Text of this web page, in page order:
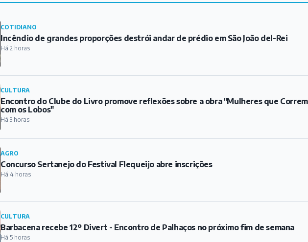
COTIDIANO
Incêndio de grandes proporções destrói andar de prédio em São João del-Rei
Há 2 horas
CULTURA
Encontro do Clube do Livro promove reflexões sobre a obra "Mulheres que Correm
com os Lobos"
Há 3 horas
AGRO
Concurso Sertanejo do Festival Flequeijo abre inscrições
Há 4 horas
CULTURA
Barbacena recebe 12º Divert - Encontro de Palhaços no próximo fim de semana
Há 5 horas